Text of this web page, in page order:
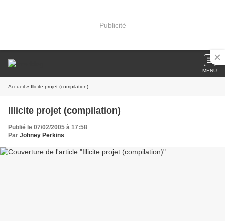
Publicité
MENU
Accueil » Illicite projet (compilation)
Illicite projet (compilation)
Publié le 07/02/2005 à 17:58
Par Johney Perkins